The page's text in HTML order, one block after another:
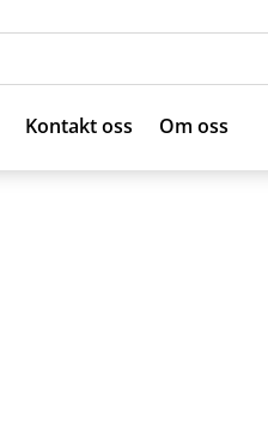
Kontakt oss Om oss
Kontakt oss Om oss